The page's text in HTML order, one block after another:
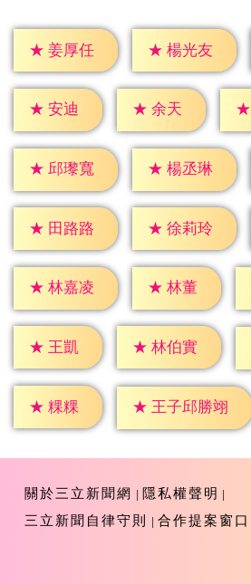
★ 姜厚任 ★ 楊光友
★ 安迪 ★ 余天 ★
★ 邱瓈寬 ★ 楊丞琳
★ 田路路 ★ 徐莉玲
★ 林嘉凌 ★ 林董
★ 王凱 ★ 林伯實
★ 粿粿 ★ 王子邱勝翊
關於三立新聞網
隱私權聲明
三立新聞自律守則
合作提案窗口